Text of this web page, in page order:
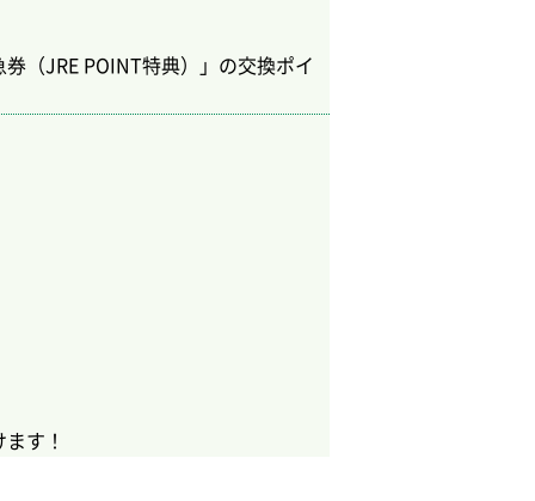
（JRE POINT特典）」の交換ポイ
す！